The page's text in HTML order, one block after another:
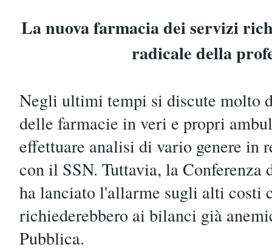
La nuova farmacia dei servizi
radicale della
Negli ultimi tempi si discute molto
delle farmacie in veri e propri
effettuare analisi di vario genere in
con il SSN. Tuttavia, la
ha lanciato l'allarme sugli alti costi
richiederebbero ai bilanci già
Pubblica.